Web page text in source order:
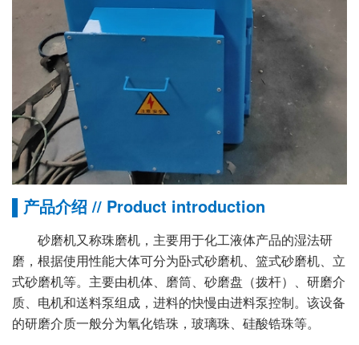
▌产品介绍 // Product introduction
砂磨机又称珠磨机，主要用于化工液体产品的湿法研
磨，根据使用性能大体可分为卧式砂磨机、篮式砂磨机、立
式砂磨机等。主要由机体、磨筒、砂磨盘（拨杆）、研磨介
质、电机和送料泵组成，进料的快慢由进料泵控制。该设备
的研磨介质一般分为氧化锆珠，玻璃珠、硅酸锆珠等。